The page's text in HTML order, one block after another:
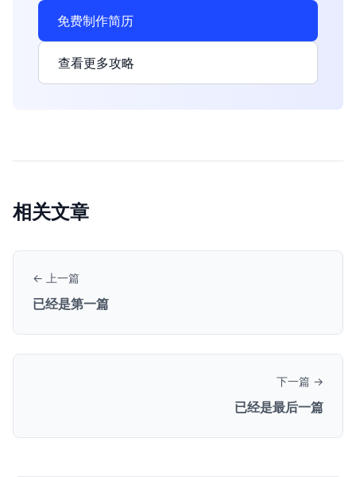
免费制作简历
查看更多攻略
相关文章
← 上一篇
已经是第一篇
下一篇 →
已经是最后一篇